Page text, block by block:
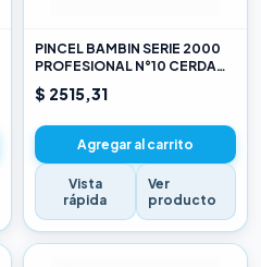
PINCEL BAMBIN SERIE 2000
PROFESIONAL N°10 CERDA
CHINA BLANCA
$ 2515,31
Agregar al carrito
Vista
rápida
Ver
producto